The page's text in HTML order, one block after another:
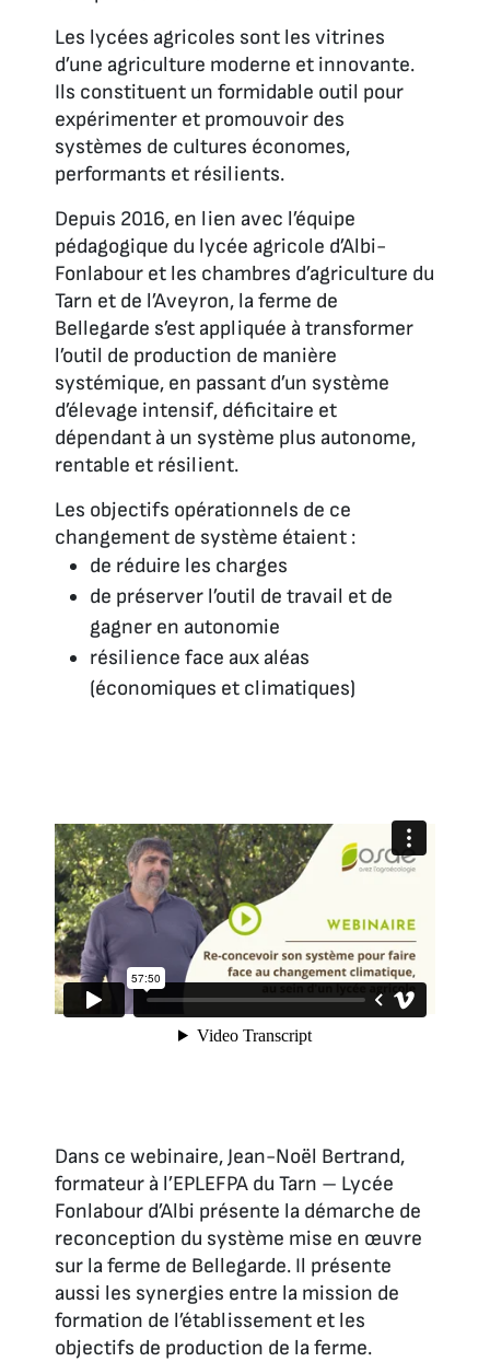
Les lycées agricoles sont les vitrines
d’une agriculture moderne et innovante.
Ils constituent un formidable outil pour
expérimenter et promouvoir des
systèmes de cultures économes,
performants et résilients.
Depuis 2016, en lien avec l’équipe
pédagogique du lycée agricole d’Albi-
Fonlabour et les chambres d’agriculture du
Tarn et de l’Aveyron, la ferme de
Bellegarde s’est appliquée à transformer
l’outil de production de manière
systémique, en passant d’un système
d’élevage intensif, déficitaire et
dépendant à un système plus autonome,
rentable et résilient.
Les objectifs opérationnels de ce
changement de système étaient :
de réduire les charges
de préserver l’outil de travail et de
gagner en autonomie
résilience face aux aléas
(économiques et climatiques)
Dans ce webinaire, Jean-Noël Bertrand,
formateur à l’EPLEFPA du Tarn – Lycée
Fonlabour d’Albi présente la démarche de
reconception du système mise en œuvre
sur la ferme de Bellegarde. Il présente
aussi les synergies entre la mission de
formation de l’établissement et les
objectifs de production de la ferme.